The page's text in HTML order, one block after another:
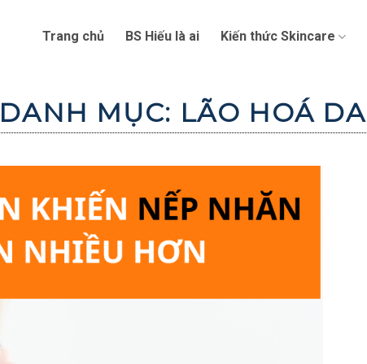
Trang chủ BS Hiếu là ai Kiến thức Skincare
DANH MỤC: LÃO HOÁ DA